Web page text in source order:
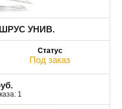
УНИВ.
Под заказ
1